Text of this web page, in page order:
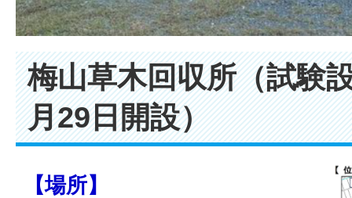
梅山草木回収所（試験
月29日開設）
【場所】